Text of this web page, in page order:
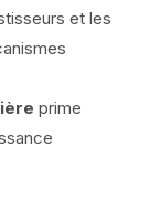
et les
prime